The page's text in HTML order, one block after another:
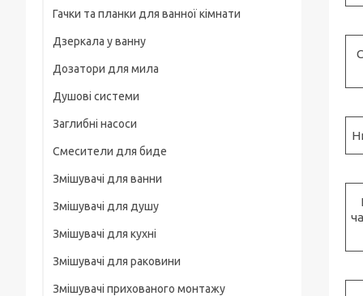
На груди / плече / пояс
Штативні головки
Магнітні тримачі
Для велосипеда, мотоцикла
Гачки та планки для ванної кімнати
Дзеркала у ванну
Дозатори для мила
Душові системи
Заглибні насоси
Смесители для биде
Змішувачі для ванни
Змішувачі для душу
Змішувачі для кухні
Змішувачі для раковини
Змішувачі прихованого монтажу